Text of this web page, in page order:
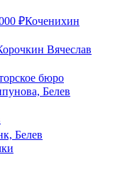
₽Коченихин
Вячеслав
бюро
Белев
Белев